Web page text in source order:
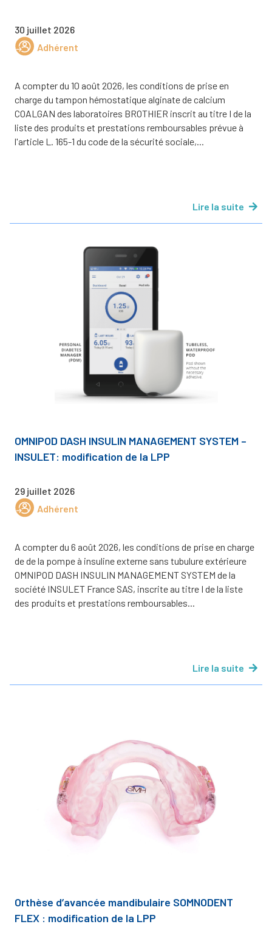
30 juillet 2026
Adhérent
A compter du 10 août 2026, les conditions de prise en
charge du tampon hémostatique alginate de calcium
COALGAN des laboratoires BROTHIER inscrit au titre I de la
liste des produits et prestations remboursables prévue à
l'article L. 165-1 du code de la sécurité sociale,...
Lire la suite
OMNIPOD DASH INSULIN MANAGEMENT SYSTEM –
INSULET: modification de la LPP
29 juillet 2026
Adhérent
A compter du 6 août 2026, les conditions de prise en charge
de de la pompe à insuline externe sans tubulure extérieure
OMNIPOD DASH INSULIN MANAGEMENT SYSTEM de la
société INSULET France SAS, inscrite au titre I de la liste
des produits et prestations remboursables...
Lire la suite
Orthèse d’avancée mandibulaire SOMNODENT
FLEX : modification de la LPP